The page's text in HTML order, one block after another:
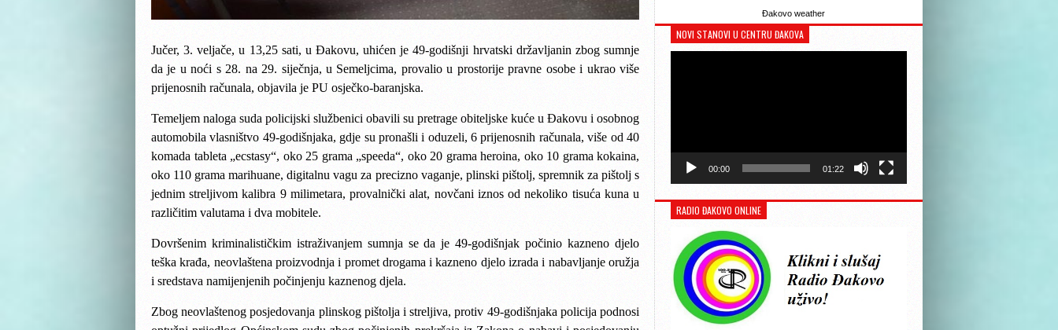
Jučer, 3. veljače, u 13,25 sati, u Đakovu, uhićen je 49-godišnji hrvatski državljanin zbog sumnje
da je u noći s 28. na 29. siječnja, u Semeljcima, provalio u prostorije pravne osobe i ukrao više
prijenosnih računala, objavila je PU osječko-baranjska.
Temeljem naloga suda policijski službenici obavili su pretrage obiteljske kuće u Đakovu i osobnog
automobila vlasništvo 49-godišnjaka, gdje su pronašli i oduzeli, 6 prijenosnih računala, više od 40
komada tableta „ecstasy“, oko 25 grama „speeda“, oko 20 grama heroina, oko 10 grama kokaina,
oko 110 grama marihuane, digitalnu vagu za precizno vaganje, plinski pištolj, spremnik za pištolj s
jednim streljivom kalibra 9 milimetara, provalnički alat, novčani iznos od nekoliko tisuća kuna u
različitim valutama i dva mobitele.
Dovršenim kriminalističkim istraživanjem sumnja se da je 49-godišnjak počinio kazneno djelo
teška krađa, neovlaštena proizvodnja i promet drogama i kazneno djelo izrada i nabavljanje oružja
i sredstava namijenjenih počinjenju kaznenog djela.
Zbog neovlaštenog posjedovanja plinskog pištolja i streljiva, protiv 49-godišnjaka policija podnosi
Đakovo weather
NOVI STANOVI U CENTRU ĐAKOVA
00:00 01:22
RADIO ĐAKOVO ONLINE